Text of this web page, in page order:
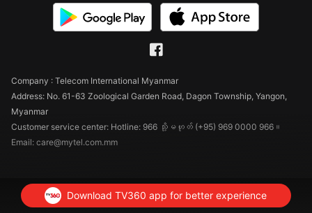
Company : Telecom International Myanmar
Address: No. 61-63 Zoological Garden Road, Dagon Township, Yangon,
Myanmar
Customer service center: Hotline: 966 သို့မဟုတ် (+95) 969 0000 966။
Email: care@mytel.com.mm
Download TV360 app for better experience